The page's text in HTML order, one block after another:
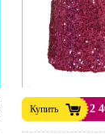
Купить 2